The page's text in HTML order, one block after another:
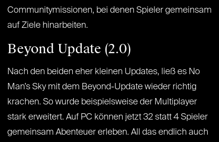
Communitymissionen, bei denen Spieler gemeinsam
auf Ziele hinarbeiten.
Beyond Update (2.0)
Nach den beiden eher kleinen Updates, ließ es No
Man’s Sky mit dem Beyond-Update wieder richtig
krachen. So wurde beispielsweise der Multiplayer
stark erweitert. Auf PC können jetzt 32 statt 4 Spieler
gemeinsam Abenteuer erleben. All das endlich auch